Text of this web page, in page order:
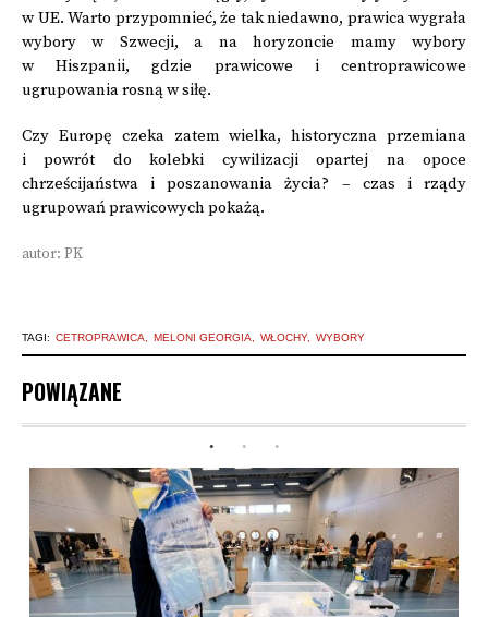
w UE. Warto przypomnieć, że tak niedawno, prawica wygrała
wybory w Szwecji, a na horyzoncie mamy wybory
w Hiszpanii, gdzie prawicowe i centroprawicowe
ugrupowania rosną w siłę.
Czy Europę czeka zatem wielka, historyczna przemiana
i powrót do kolebki cywilizacji opartej na opoce
chrześcijaństwa i poszanowania życia? – czas i rządy
ugrupowań prawicowych pokażą.
autor: PK
TAGI: CETROPRAWICA MELONI GEORGIA WŁOCHY WYBORY
POWIĄZANE